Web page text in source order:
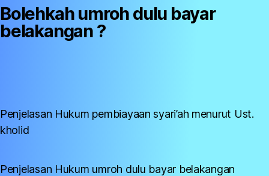
Bolehkah umroh dulu bayar
belakangan ?
Penjelasan Hukum pembiayaan syari’ah menurut Ust.
kholid
Penjelasan Hukum umroh dulu bayar belakangan